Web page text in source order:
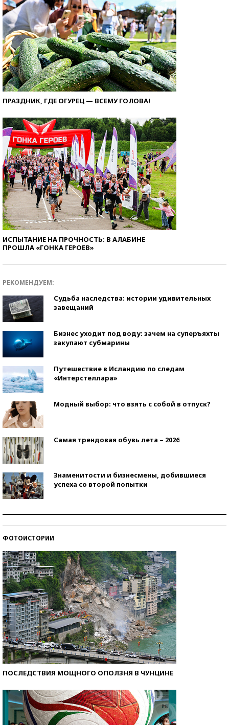
ПРАЗДНИК, ГДЕ ОГУРЕЦ — ВСЕМУ ГОЛОВА!
ИСПЫТАНИЕ НА ПРОЧНОСТЬ: В АЛАБИНЕ
ПРОШЛА «ГОНКА ГЕРОЕВ»
РЕКОМЕНДУЕМ:
Судьба наследства: истории удивительных
завещаний
Бизнес уходит под воду: зачем на суперъяхты
закупают субмарины
Путешествие в Исландию по следам
«Интерстеллара»
Модный выбор: что взять с собой в отпуск?
Самая трендовая обувь лета – 2026
Знаменитости и бизнесмены, добившиеся
успеха со второй попытки
ФОТОИСТОРИИ
ПОСЛЕДСТВИЯ МОЩНОГО ОПОЛЗНЯ В ЧУНЦИНЕ